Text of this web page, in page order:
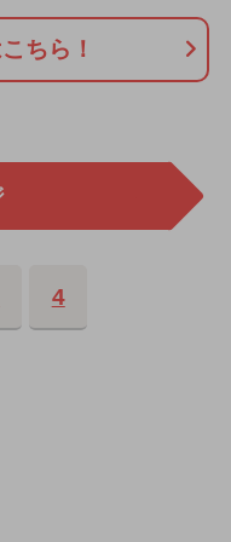
ちら！
4